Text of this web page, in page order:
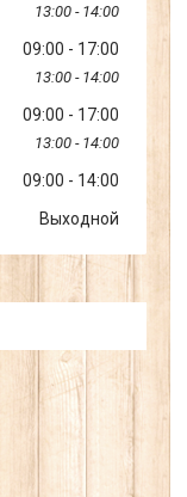
13:00 14:00
09:00 17:00
13:00 14:00
09:00 17:00
13:00 14:00
09:00
14:00
Выходной